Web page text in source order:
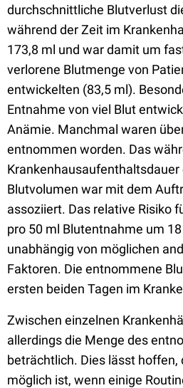
durchschnittliche Blutverlust
während der Zeit im
173,8 ml und war damit um
verlorene Blutmenge von
entwickelten (83,5 ml).
Entnahme von viel Blut
Anämie. Manchmal waren
entnommen worden. Das
Blutvolumen war mit dem
assoziiert. Das relative Risiko
pro 50 ml Blutentnahme um
unabhängig von möglichen
Faktoren. Die entnommene
ersten beiden Tagen im
Zwischen einzelnen
allerdings die Menge des
beträchtlich. Dies lässt hoffen,
möglich ist, wenn einige